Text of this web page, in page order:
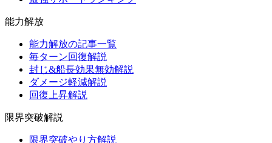
能力解放
能力解放の記事一覧
毎ターン回復解説
封じ&船長効果無効解説
ダメージ軽減解説
回復上昇解説
限界突破解説
限界突破やり方解説